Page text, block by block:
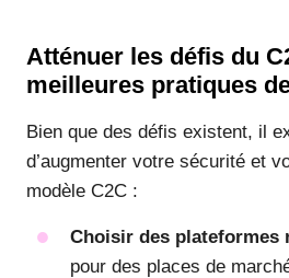
Atténuer les défis du
meilleures pratiques
Bien que des défis existent, il
d’augmenter votre sécurité et
modèle C2C :
Choisir des plateformes
pour des places de